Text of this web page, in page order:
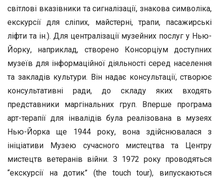
світлові вказівники та сигналізації, знакова символіка,
екскурсії для сліпих, майстерні, трапи, пасажирські
ліфти та ін.). Для централізації музейних послуг у Нью-
Йорку, наприклад, створено Консорціум доступних
музеїв для інформаційної діяльності серед населення
та закладів культури. Він надає консультації, створює
консультативні ради, до складу яких входять
представники маргінальних груп. Вперше програма
арт-терапії для інвалідів була реалізована в музеях
Нью-Йорка ще 1944 року, вона здійснювалася з
ініціативи Музею сучасного мистецтва та Центру
мистецтв ветеранів війни. З 1972 року проводяться
“екскурсії на дотик” (the touch tour), випускаються